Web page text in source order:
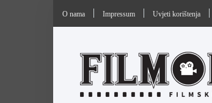
O nama Impressum Uvjeti korištenja